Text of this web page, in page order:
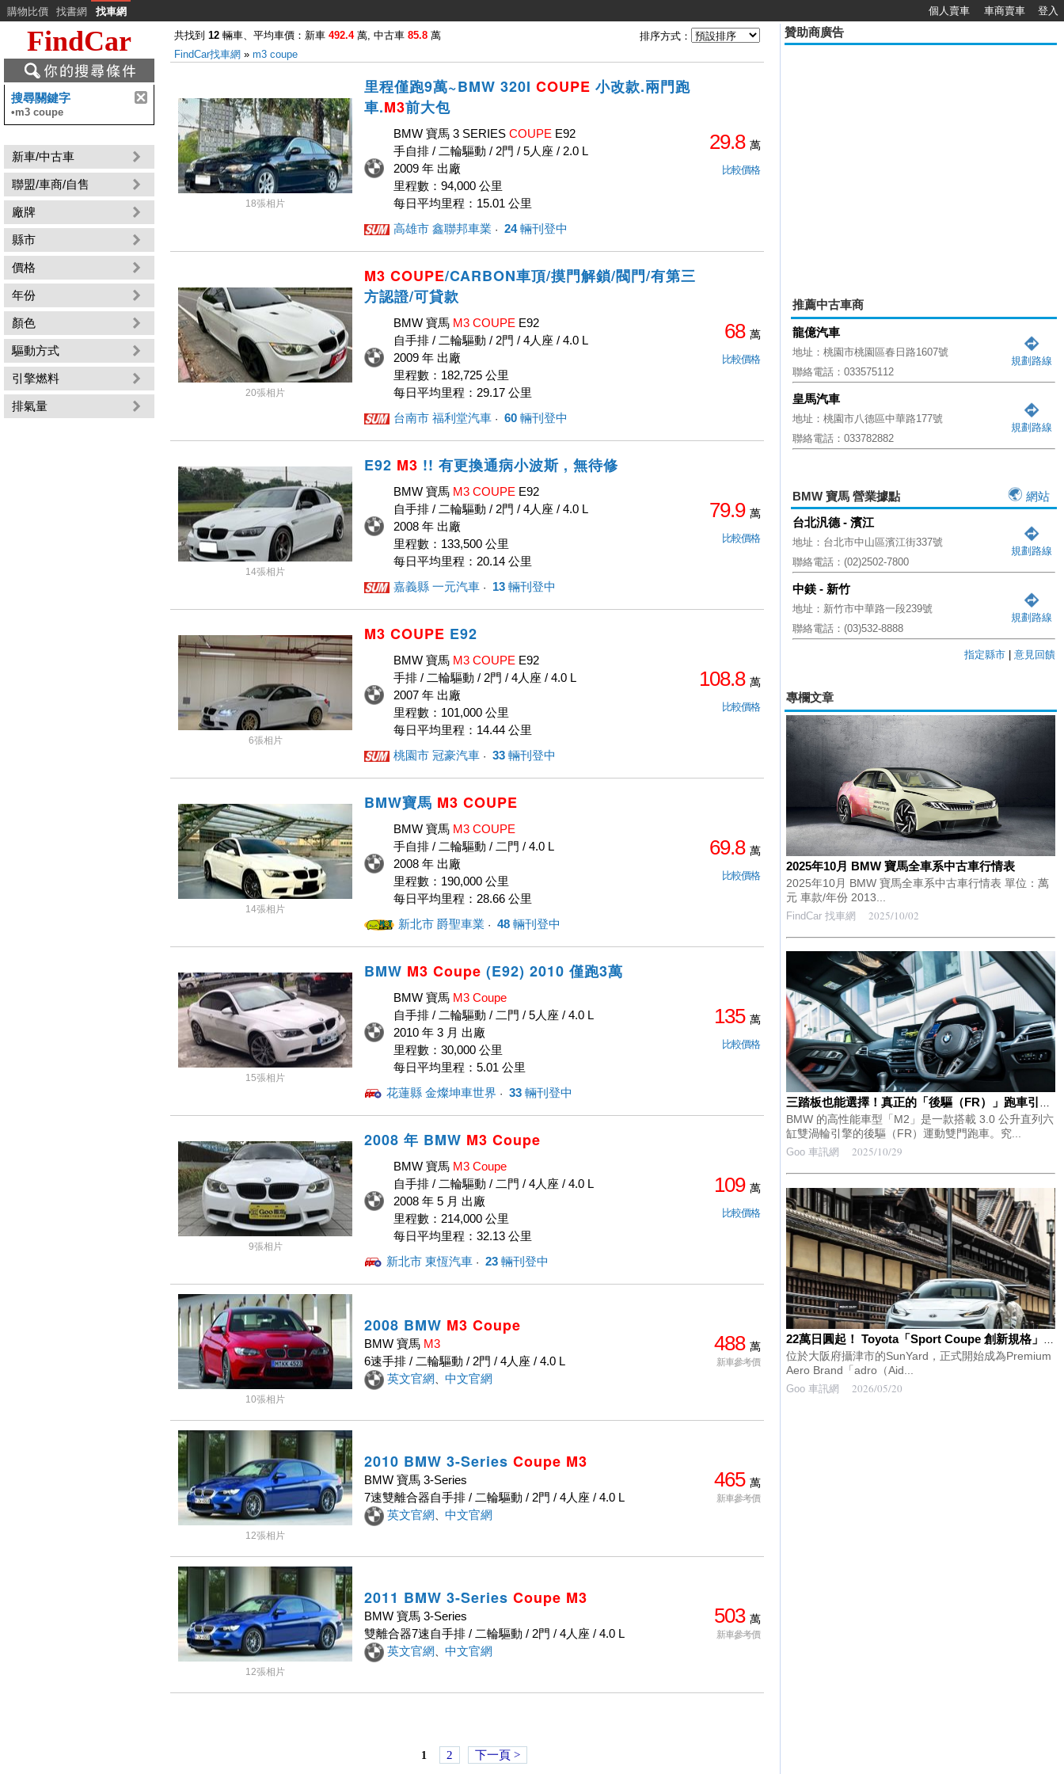
購物比價 找書網 找車網 個人賣車 車商賣車 登入
FindCar
搜尋關鍵字
•m3 coupe
新車/中古車
聯盟/車商/自售
廠牌
縣市
價格
年份
顏色
驅動方式
引擎燃料
排氣量
共找到 12 輛車、平均車價：新車 492.4萬, 中古車 85.8 萬
排序方式：
FindCar找車網 » m3 coupe
18張相片
里程僅跑9萬~BMW 320I COUPE 小改款.兩門跑
車.M3前大包
BMW 寶馬 3 SERIES COUPE E92
手自排 / 二輪驅動 / 2門 / 5人座 / 2.0 L
2009 年 出廠
里程數：94,000 公里
每日平均里程：15.01 公里
高雄市 鑫聯邦車業 · ‎ 24輛刊登中
29.8 萬
比較價格
20張相片
M3 COUPE/CARBON車頂/摸門解鎖/閥門/有第三
方認證/可貸款
BMW 寶馬 M3 COUPE E92
自手排 / 二輪驅動 / 2門 / 4人座 / 4.0 L
2009 年 出廠
里程數：182,725 公里
每日平均里程：29.17 公里
台南市 福利堂汽車 · ‎ 60 輛刊登中
68 萬
比較價格
14張相片
E92 M3 !! 有更換通病小波斯 , 無待修
BMW 寶馬 M3 COUPE E92
自手排 / 二輪驅動 / 2門 / 4人座 / 4.0 L
2008 年 出廠
里程數：133,500 公里
每日平均里程：20.14 公里
嘉義縣 一元汽車 · ‎ 13 輛刊登中
79.9 萬
比較價格
6張相片
M3 COUPE E92
BMW 寶馬 M3 COUPE E92
手排 / 二輪驅動 / 2門 / 4人座 / 4.0 L
2007 年 出廠
里程數：101,000 公里
每日平均里程：14.44 公里
桃園市 冠豪汽車 · ‎ 33 輛刊登中
108.8 萬
比較價格
14張相片
BMW寶馬 M3 COUPE
BMW 寶馬 M3 COUPE
手自排 / 二輪驅動 / 二門 / 4.0 L
2008 年 出廠
里程數：190,000 公里
每日平均里程：28.66 公里
新北市 爵聖車業 · ‎ 48 輛刊登中
69.8 萬
比較價格
15張相片
BMW M3 Coupe (E92) 2010 僅跑3萬
BMW 寶馬 M3 Coupe
自手排 / 二輪驅動 / 二門 / 5人座 / 4.0 L
2010 年 3 月 出廠
里程數：30,000 公里
每日平均里程：5.01 公里
花蓮縣 金燦坤車世界 · ‎ 33 輛刊登中
135 萬
比較價格
9張相片
2008 年 BMW M3 Coupe
BMW 寶馬 M3 Coupe
自手排 / 二輪驅動 / 二門 / 4人座 / 4.0 L
2008 年 5 月 出廠
里程數：214,000 公里
每日平均里程：32.13 公里
新北市 東恆汽車 · ‎ 23 輛刊登中
109 萬
比較價格
10張相片
2008 BMW M3 Coupe
BMW 寶馬 M3
6速手排 / 二輪驅動 / 2門 / 4人座 / 4.0 L
英文官網、 中文官網
488 萬
新車參考價
12張相片
2010 BMW 3-Series Coupe M3
BMW 寶馬 3-Series
7速雙離合器自手排 / 二輪驅動 / 2門 / 4人座 / 4.0 L
英文官網、 中文官網
465 萬
新車參考價
12張相片
2011 BMW 3-Series Coupe M3
BMW 寶馬 3-Series
雙離合器7速自手排 / 二輪驅動 / 2門 / 4人座 / 4.0 L
英文官網、 中文官網
503 萬
新車參考價
1 2 下一頁 >
贊助商廣告
推薦中古車商
龍億汽車
地址：桃園市桃園區春日路1607號
聯絡電話：033575112
規劃路線
皇馬汽車
地址：桃園市八德區中華路177號
聯絡電話：033782882
規劃路線
BMW 寶馬 營業據點
網站
台北汎德 - 濱江
地址：台北市中山區濱江街337號
聯絡電話：(02)2502-7800
規劃路線
中鎂 - 新竹
地址：新竹市中華路一段239號
聯絡電話：(03)532-8888
規劃路線
指定縣市 意見回饋
專欄文章
2025年10月 BMW 寶馬全車系中古車行情表
2025年10月 BMW 寶馬全車系中古車行情表 單位：萬
元 車款/年份 2013...
FindCar 找車網 2025/10/02
三踏板也能選擇！真正的「後驅（FR）」跑車引起高度關注！ 搭載「直列六缸」雙渦輪引擎、車長達 4.5 米的 BMW「M2」，還有超高性能版「CS」，這到底是一款怎麼樣的車呢？
BMW 的高性能車型「M2」是一款搭載 3.0 公升直列六
缸雙渦輪引擎的後驅（FR）運動雙門跑車。究...
Goo 車訊網 2025/10/29
位於大阪府攝津市的SunYard，正式開始成為Premium
Aero Brand「adro（Aid...
Goo 車訊網 2026/05/20